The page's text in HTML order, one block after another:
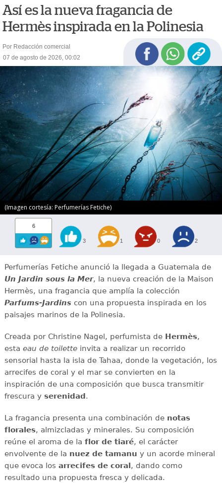
Así es la nueva fragancia de
Hermès inspirada en la Polinesia
Por Redacción comercial
07 de agosto de 2026, 00:02
(Imagen cortesía: Perfumerías Fetiche)
6
3 1 0 2
Perfumerías Fetiche anunció la llegada a Guatemala de
Un Jardin sous la Mer, la nueva creación de la Maison
Hermès, una fragancia que amplía la colección
Parfums-Jardinscon una propuesta inspirada en los
paisajes marinos de la Polinesia.
Creada por Christine Nagel, perfumista de Hermès,
esta eau de toiletteinvita a realizar un recorrido
sensorial hasta la isla de Tahaa, donde la vegetación, los
arrecifes de coral y el mar se convierten en la
inspiración de una composición que busca transmitir
frescura y serenidad .
La fragancia presenta una combinación de notas
florales, almizcladas y minerales. Su composición
reúne el aroma de la flor de tiaré, el carácter
envolvente de la nuez de tamanu y un acorde mineral
que evoca los arrecifes de coral , dando como
resultado una propuesta fresca y delicada.